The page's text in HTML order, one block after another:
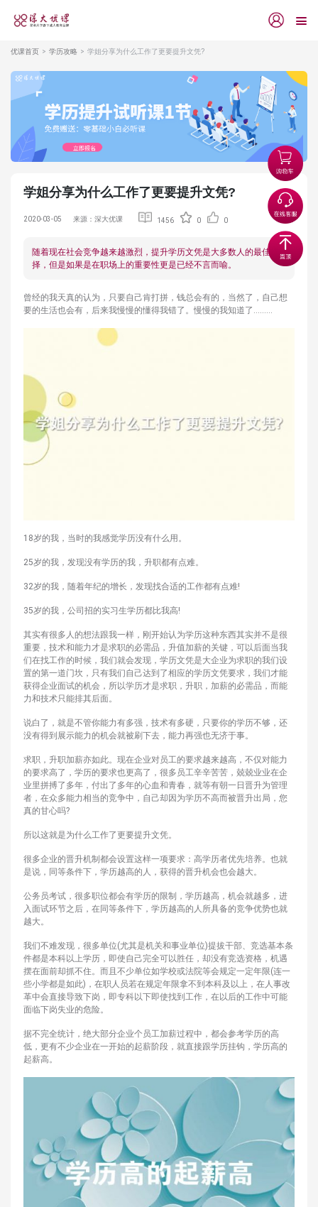
优课首页 学历攻略 学姐分享为什么工作了更要提升文凭?
学姐分享为什么工作了更要提升文凭?
2020-03-05 来源：深大优课 1456 0 0
随着现在社会竞争越来越激烈，提升学历文凭是大多数人的最佳选
择，但是如果是在职场上的重要性更是已经不言而喻。
曾经的我天真的认为，只要自己肯打拼，钱总会有的，当然了，自己想
要的生活也会有，后来我慢慢的懂得我错了。慢慢的我知道了………
18岁的我，当时的我感觉学历没有什么用。
25岁的我，发现没有学历的我，升职都有点难。
32岁的我，随着年纪的增长，发现找合适的工作都有点难!
35岁的我，公司招的实习生学历都比我高!
其实有很多人的想法跟我一样，刚开始认为学历这种东西其实并不是很
重要，技术和能力才是求职的必需品，升值加薪的关键，可以后面当我
们在找工作的时候，我们就会发现，学历文凭是大企业为求职的我们设
置的第一道门坎，只有我们自己达到了相应的学历文凭要求，我们才能
获得企业面试的机会，所以学历才是求职，升职，加薪的必需品，而能
力和技术只能排其后面。
说白了，就是不管你能力有多强，技术有多硬，只要你的学历不够，还
没有得到展示能力的机会就被刷下去，能力再强也无济于事。
求职，升职加薪亦如此。现在企业对员工的要求越来越高，不仅对能力
的要求高了，学历的要求也更高了，很多员工辛辛苦苦，兢兢业业在企
业里拼搏了多年，付出了多年的心血和青春，就等有朝一日晋升为管理
者，在众多能力相当的竞争中，自己却因为学历不高而被晋升出局，您
真的甘心吗?
所以这就是为什么工作了更要提升文凭。
很多企业的晋升机制都会设置这样一项要求：高学历者优先培养。也就
是说，同等条件下，学历越高的人，获得的晋升机会也会越大。
公务员考试，很多职位都会有学历的限制，学历越高，机会就越多，进
入面试环节之后，在同等条件下，学历越高的人所具备的竞争优势也就
越大。
我们不难发现，很多单位(尤其是机关和事业单位)提拔干部、竞选基本条
件都是本科以上学历，即使自己完全可以胜任，却没有竞选资格，机遇
摆在面前却抓不住。而且不少单位如学校或法院等会规定一定年限(连一
些小学都是如此)，在职人员若在规定年限拿不到本科及以上，在人事改
革中会直接导致下岗，即专科以下即使找到工作，在以后的工作中可能
面临下岗失业的危险。
据不完全统计，绝大部分企业个员工加薪过程中，都会参考学历的高
低，更有不少企业在一开始的起薪阶段，就直接跟学历挂钩，学历高的
起薪高。